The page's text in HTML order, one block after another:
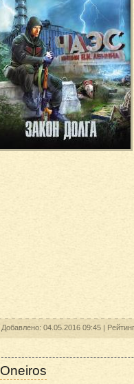
Добавлено: 04.05.2016 09:45 |
Oneiros